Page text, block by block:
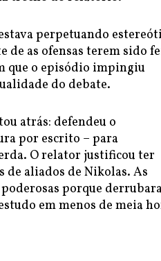
perpetuando
as ofensas terem sido
que o episódio impingiu
do debate.
atrás: defendeu o
por escrito – para
O relator justificou ter
de aliados de Nikolas. As
porque
em menos de meia